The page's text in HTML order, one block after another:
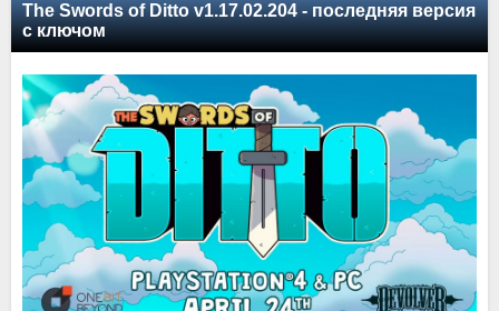
The Swords of Ditto v1.17.02.204 - последняя версия
с ключом